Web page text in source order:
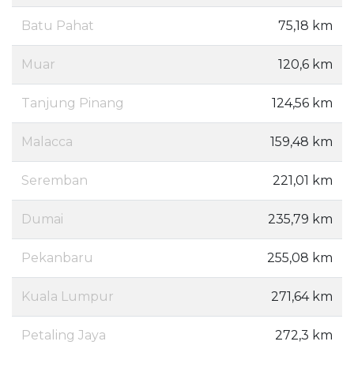
Batu Pahat 75,18 km
Muar 120,6 km
Tanjung Pinang 124,56 km
Malacca 159,48 km
Seremban 221,01 km
Dumai 235,79 km
Pekanbaru 255,08 km
Kuala Lumpur 271,64 km
Petaling Jaya 272,3 km